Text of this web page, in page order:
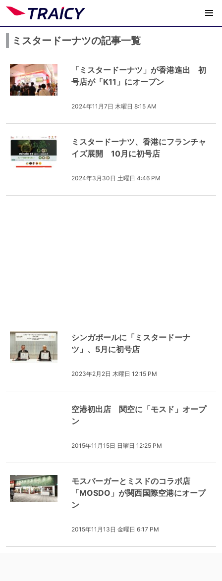
ミスタードーナツの記事一覧
「ミスタードーナツ」が香港進出 初
号店が「K11」にオープン
2024年11月7日 木曜日 8:15 AM
ミスタードーナツ、香港にフランチャ
イズ展開 10月に初号店
2024年3月30日 土曜日 4:46 PM
シンガポールに「ミスタードーナ
ツ」、5月に初号店
2023年2月2日 木曜日 12:15 PM
空港初出店 関空に「モスド」オープ
ン
2015年11月15日 日曜日 12:25 PM
モスバーガーとミスドのコラボ店
「MOSDO」が関西国際空港にオープ
ン
2015年11月13日 金曜日 6:17 PM